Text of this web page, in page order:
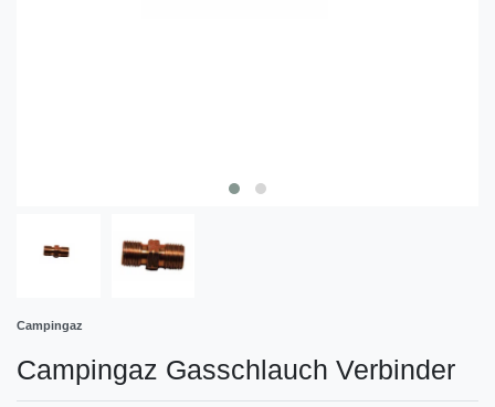
Campingaz
Campingaz Gasschlauch Verbinder